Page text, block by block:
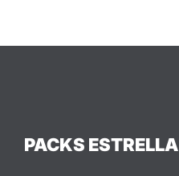
PACKS ESTRELLA